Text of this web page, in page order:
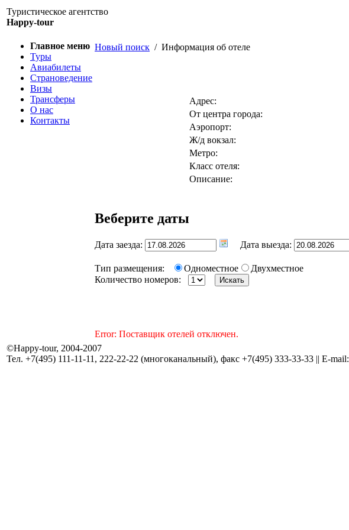
Туристическое агентство
Happy-tour
Главное меню
Туры
Авиабилеты
Страноведение
Визы
Трансферы
О нас
Контакты
Новый поиск / Информация об отеле
Адрес:
От центра города:
Аэропорт:
Ж/д вокзал:
Метро:
Класс отеля:
Описание:
Веберите даты
Дата заезда: Дата выезда:
Тип размещения: Одноместное
Двухместное
Количество номеров:
Error: Поставщик отелей отключен.
©Happy-tour, 2004-2007
Тел. +7(495) 111-11-11, 222-22-22 (многоканальный), факс +7(495) 333-33-33 || E-mail: